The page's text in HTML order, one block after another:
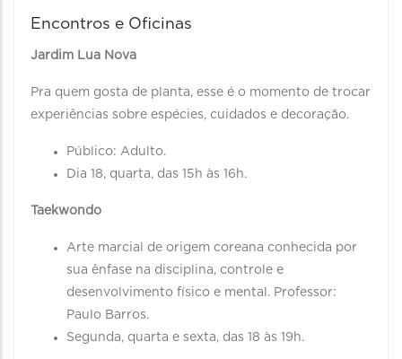
Encontros e Oficinas
Jardim Lua Nova
Pra quem gosta de planta, esse é o momento de trocar
experiências sobre espécies, cuidados e decoração.
Público: Adulto.
Dia 18, quarta, das 15h às 16h.
Taekwondo
Arte marcial de origem coreana conhecida por
sua ênfase na disciplina, controle e
desenvolvimento físico e mental. Professor:
Paulo Barros.
Segunda, quarta e sexta, das 18 às 19h.